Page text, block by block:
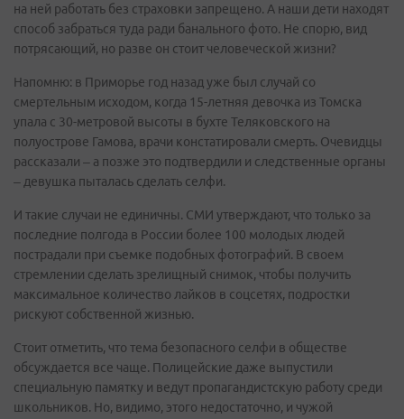
на ней работать без страховки запрещено. А наши дети находят
способ забраться туда ради банального фото. Не спорю, вид
потрясающий, но разве он стоит человеческой жизни?
Напомню: в Приморье год назад уже был случай со
смертельным исходом, когда 15-летняя девочка из Томска
упала с 30-метровой высоты в бухте Теляковского на
полуострове Гамова, врачи констатировали смерть. Очевидцы
рассказали – а позже это подтвердили и следственные органы
– девушка пыталась сделать селфи.
И такие случаи не единичны. СМИ утверждают, что только за
последние полгода в России более 100 молодых людей
пострадали при съемке подобных фотографий. В своем
стремлении сделать зрелищный снимок, чтобы получить
максимальное количество лайков в соцсетях, подростки
рискуют собственной жизнью.
Стоит отметить, что тема безопасного селфи в обществе
обсуждается все чаще. Полицейские даже выпустили
специальную памятку и ведут пропагандистскую работу среди
школьников. Но, видимо, этого недостаточно, и чужой